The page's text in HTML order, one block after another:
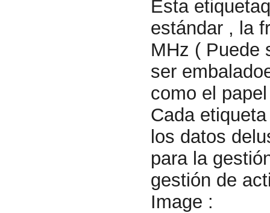
Esta
estándar , la
MHz ( Puede
ser
como el
Cada
los datos
para la
gestión de
Image :